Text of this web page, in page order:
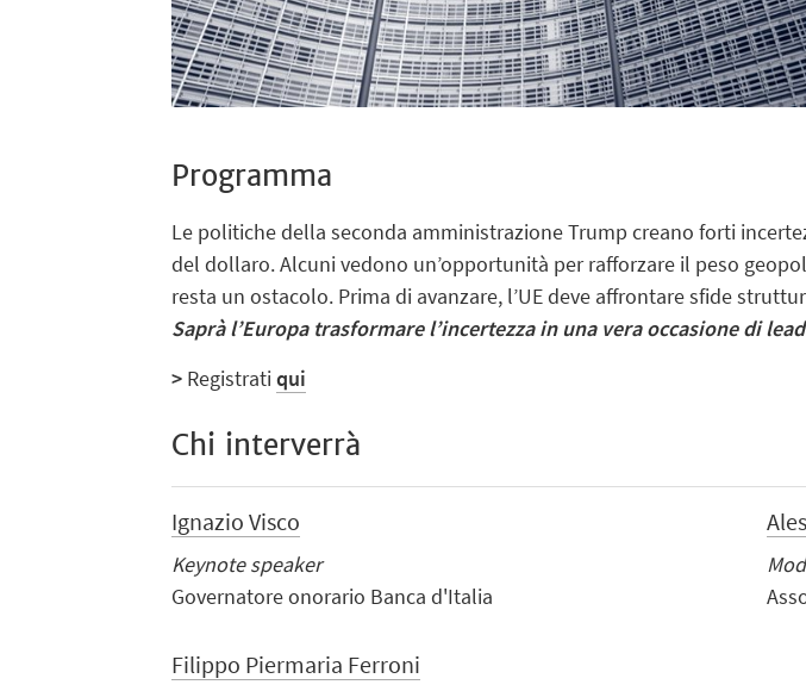
Programma
Le politiche della seconda amministrazione Trump creano forti
del dollaro. Alcuni vedono un’opportunità per rafforzare il peso
resta un ostacolo. Prima di avanzare, l’UE deve affrontare sfide
Saprà l’Europa trasformare l’incertezza in una vera occasione di
> Registratiqui
Chi interverrà
Ignazio Visco
Keynote speaker
Governatore onorario Banca d'Italia
Filippo Piermaria Ferroni